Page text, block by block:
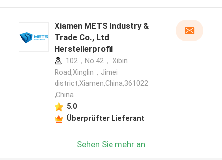
Xiamen METS Industry &
Trade Co., Ltd
Herstellerprofil
102，No.42， Xibin
Road,Xinglin，Jimei
district,Xiamen,China,361022
,China
5.0
Überprüfter Lieferant
Sehen Sie mehr an